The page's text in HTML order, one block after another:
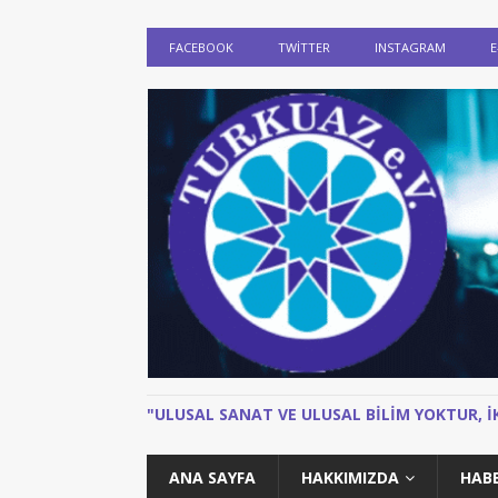
FACEBOOK TWITTER INSTAGRAM
"ULUSAL SANAT VE ULUSAL BILIM YOKTUR,
ANA SAYFA HAKKIMIZDA